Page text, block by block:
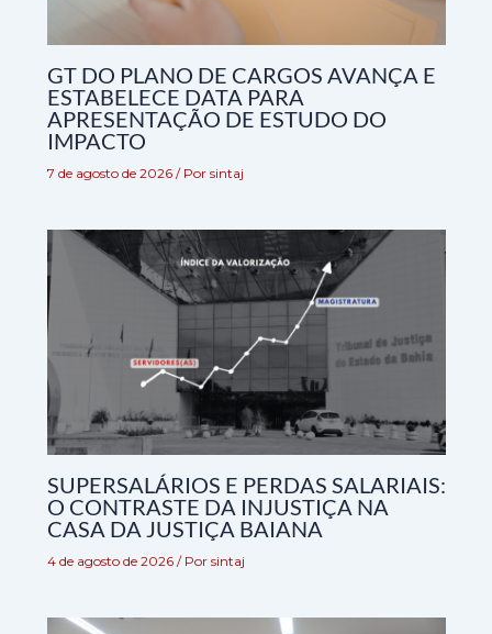
GT DO PLANO DE CARGOS AVANÇA E
ESTABELECE DATA PARA
APRESENTAÇÃO DE ESTUDO DO
IMPACTO
7 de agosto de 2026 / Por sintaj
SUPERSALÁRIOS E PERDAS SALARIAIS:
O CONTRASTE DA INJUSTIÇA NA
CASA DA JUSTIÇA BAIANA
4 de agosto de 2026 / Por sintaj